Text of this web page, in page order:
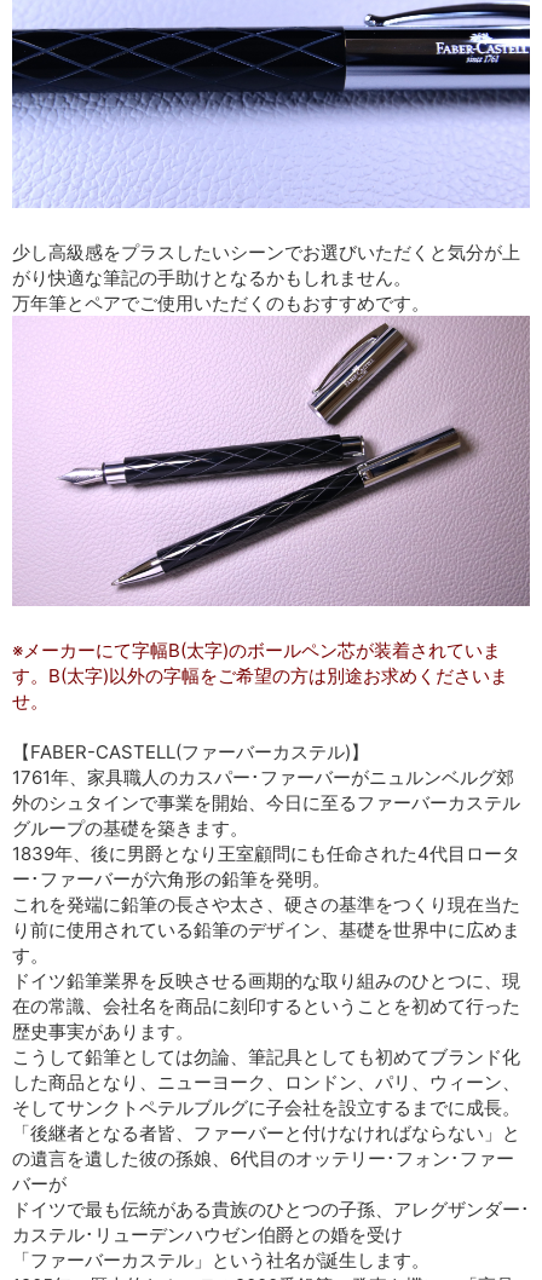
少し高級感をプラスしたいシーンでお選びいただくと気分が上
がり快適な筆記の手助けとなるかもしれません。
万年筆とペアでご使用いただくのもおすすめです。
※メーカーにて字幅B(太字)のボールペン芯が装着されていま
す。B(太字)以外の字幅をご希望の方は別途お求めくださいま
せ。
【FABER-CASTELL(ファーバーカステル)】
1761年、家具職人のカスパー･ファーバーがニュルンベルグ郊
外のシュタインで事業を開始、今日に至るファーバーカステル
グループの基礎を築きます。
1839年、後に男爵となり王室顧問にも任命された4代目ロータ
ー･ファーバーが六角形の鉛筆を発明。
これを発端に鉛筆の長さや太さ、硬さの基準をつくり現在当た
り前に使用されている鉛筆のデザイン、基礎を世界中に広めま
す。
ドイツ鉛筆業界を反映させる画期的な取り組みのひとつに、現
在の常識、会社名を商品に刻印するということを初めて行った
歴史事実があります。
こうして鉛筆としては勿論、筆記具としても初めてブランド化
した商品となり、ニューヨーク、ロンドン、パリ、ウィーン、
そしてサンクトペテルブルグに子会社を設立するまでに成長。
「後継者となる者皆、ファーバーと付けなければならない」と
の遺言を遺した彼の孫娘、6代目のオッテリー･フォン･ファー
バーが
ドイツで最も伝統がある貴族のひとつの子孫、アレグザンダー･
カステル･リューデンハウゼン伯爵との婚を受け
「ファーバーカステル」という社名が誕生します。